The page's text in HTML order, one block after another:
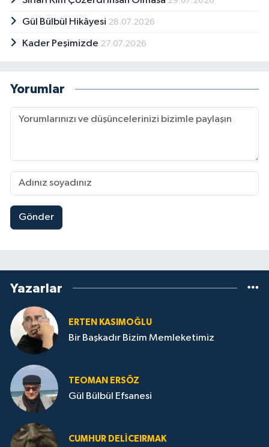
Gül Bülbül Hikâyesi 28.07.2026
Kader Peşimizde 27.07.2026
Yorumlar
Gönder
Yazarlar
ERTEN KASIMOĞLU
Bir Başkadır Bizim Memleketimiz
TEOMAN ERSÖZ
Gül Bülbül Efsanesi
CUMHUR DELICEIRMAK